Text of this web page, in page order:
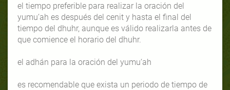
el tiempo preferible para realizar la oración del
yumu‘ah es después del cenit y hasta el final del
tiempo del dhuhr, aunque es válido realizarla antes de
que comience el horario del dhuhr.
el adhán para la oración del yumu‘ah
es recomendable que exista un periodo de tiempo de